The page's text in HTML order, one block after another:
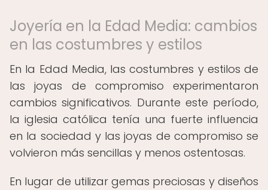
Joyería en la Edad Media: cambios
en las costumbres y estilos
En la Edad Media, las costumbres y estilos de
las joyas de compromiso experimentaron
cambios significativos. Durante este período,
la iglesia católica tenía una fuerte influencia
en la sociedad y las joyas de compromiso se
volvieron más sencillas y menos ostentosas.
En lugar de utilizar gemas preciosas y diseños